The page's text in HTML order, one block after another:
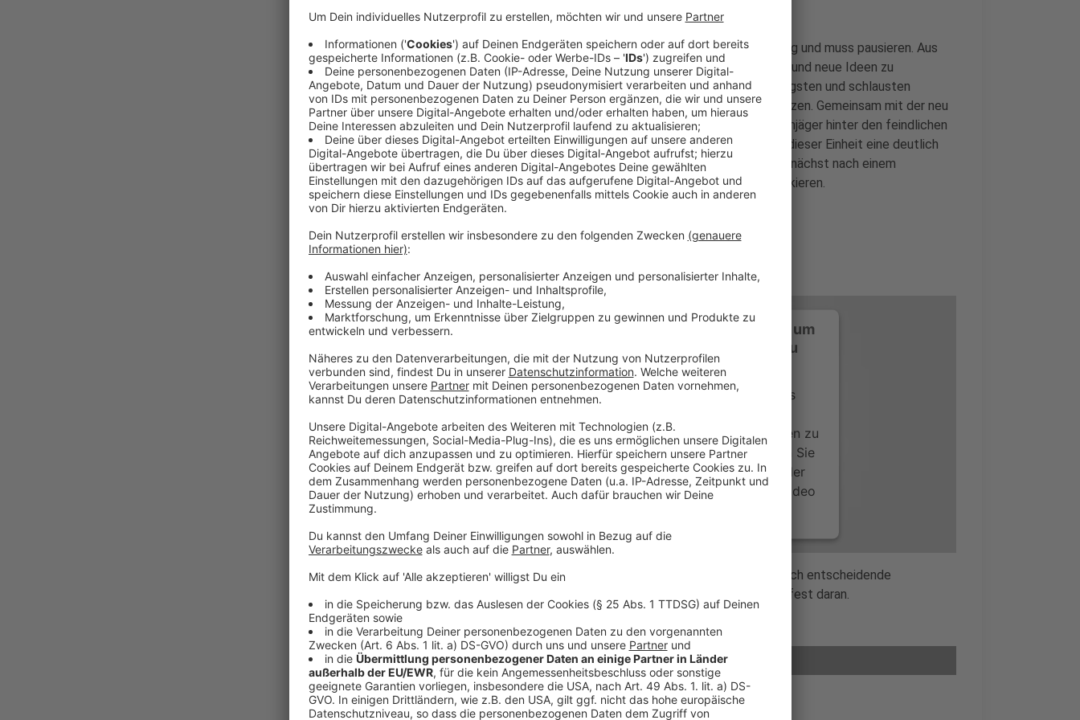
Der exzentrische junge Mann verletzt sich bei einer Trainingsübung und muss pausieren. Aus
lauter Langeweile beginnt er, Kriegsstrategien in Frage zu stellen und neue Ideen zu
entwickeln. Er kämpft fortan um die Erlaubnis, die stärksten, mutigsten und schlausten
Soldaten zu rekrutieren, um seine ungewöhnlichen Ideen umzusetzen. Gemeinsam mit der neu
gegründeten SAS - der ‚Special Air Service‘ – will er als Fallschirmjäger hinter den feindlichen
Linien abspringen und dem Gegner vorzugaukeln, dass sich hinter dieser Einheit eine deutlich
größere Truppe verberge. Für die knapp 60 Soldaten klingt das zunächst nach einem
Himmelfahrtskommando. Doch die Männer sind bereit, alles zu riskieren.
Streaming-Dienst: Paramount+
Wir benötigen Ihre Zustimmung, um
den YouTube Video-Service zu
laden!
Wir verwenden einen Service eines
einzubetten. Dieser Service kann Daten zu
Ihren Aktivitäten sammeln. Bitte lesen Sie
die Details durch und stimmen Sie der
Nutzung des Service zu, um dieses Video
Mehr Informationen
powered byUsercentrics Consent Management
Platform
Können die Männer der SAS unter dem Einsatz ihres Lebens wirklich entscheidende
Schlachten im Krieg für sich entscheiden? Offizier Stirling glaubt fest daran.
Anzeige
©Copyright: Paramount+
Offizier Stirling tüffelt an seinen Ideen.